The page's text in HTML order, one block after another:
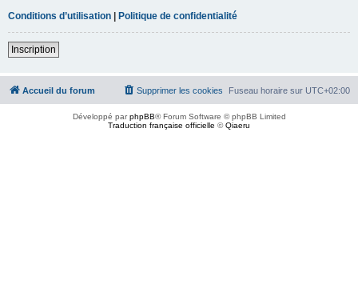
Conditions d’utilisation | Politique de confidentialité
Inscription
Accueil du forum Fuseau horaire sur UTC+02:00
Supprimer les cookies
Développé parphpBB® Forum Software © phpBB Limited
Traduction française officielle ©Qiaeru